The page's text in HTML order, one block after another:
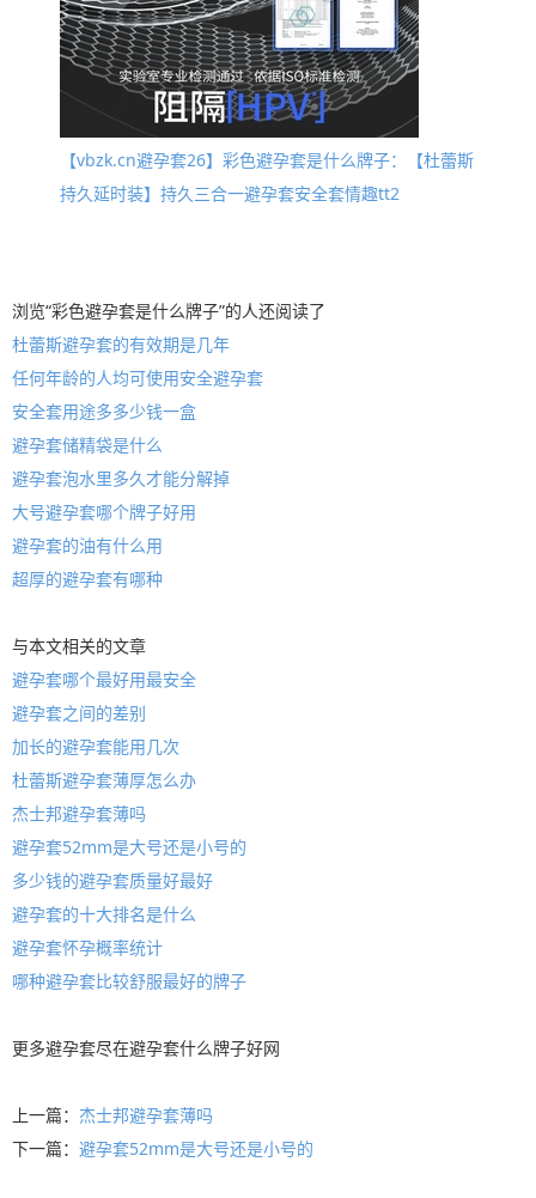
【vbzk.cn避孕套26】彩色避孕套是什么牌子：【杜蕾斯
持久延时装】持久三合一避孕套安全套情趣tt2
浏览“彩色避孕套是什么牌子”的人还阅读了
杜蕾斯避孕套的有效期是几年
任何年龄的人均可使用安全避孕套
安全套用途多多少钱一盒
避孕套储精袋是什么
避孕套泡水里多久才能分解掉
大号避孕套哪个牌子好用
避孕套的油有什么用
超厚的避孕套有哪种
与本文相关的文章
避孕套哪个最好用最安全
避孕套之间的差别
加长的避孕套能用几次
杜蕾斯避孕套薄厚怎么办
杰士邦避孕套薄吗
避孕套52mm是大号还是小号的
多少钱的避孕套质量好最好
避孕套的十大排名是什么
避孕套怀孕概率统计
哪种避孕套比较舒服最好的牌子
更多避孕套尽在避孕套什么牌子好网
上一篇： 杰士邦避孕套薄吗
下一篇： 避孕套52mm是大号还是小号的